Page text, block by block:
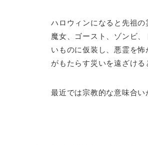
ハロウィンになると先祖
魔女、ゴースト、ゾンビ
いものに仮装し、悪霊を
がもたらす災いを遠ざける
最近では宗教的な意味合